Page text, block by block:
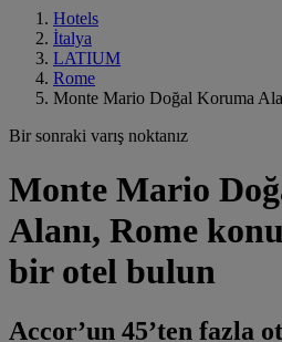
Hotels
İtalya
LATIUM
Rome
Monte Mario Doğal Koruma
Bir sonraki varış noktanız
Monte Mario
Alanı, Rome
bir otel bulun
Accor’un 45’ten fazla